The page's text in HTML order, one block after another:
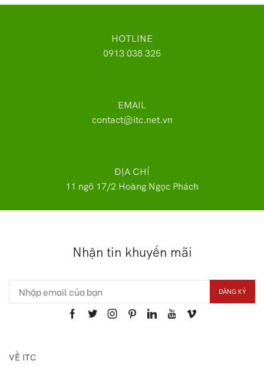
HOTLINE
0913 038 325
EMAIL
contact@itc.net.vn
ĐỊA CHỈ
11 ngõ 17/2 Hoàng Ngọc Phách
Nhận tin khuyến mãi
VỀ ITC